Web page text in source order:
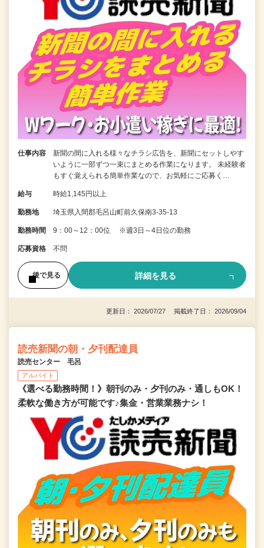
仕事内容
新聞の間に入れる様々なチラシ広告を、新聞にセットしやす
いように一部ずつ一束にまとめる作業になります。 未経験者
もすぐ覚えられる簡単作業なので、お気軽にご応募く…
給与 時給1,145円以上
勤務地 埼玉県入間郡毛呂山町前久保南3-35-13
勤務時間 9：00～12：00位 ※週3日～4日位の勤務
応募資格 不問
後で見る 詳細を見る
更新日： 2026/07/27 掲載終了日： 2026/09/04
読売新聞の朝・夕刊配達員
読売センター 毛呂
アルバイト
《選べる勤務時間！》朝刊のみ・夕刊のみ・通しもOK！
柔軟な働き方が可能です♪集金・営業業務ナシ！